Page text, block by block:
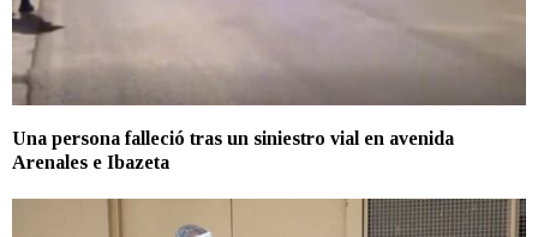
Una persona falleció tras un siniestro vial en avenida
Arenales e Ibazeta